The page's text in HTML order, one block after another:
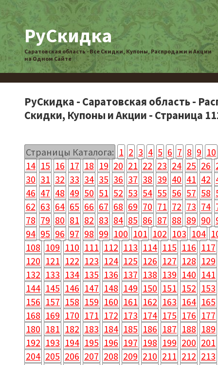
РуСкидка
Саратовская область - Все Скидки, Купоны, Распродажи и Акции
на Одном Сайте
РуСкидка - Саратовская область -
Скидки, Купоны и Акции - Страница
Страницы Каталога: 1 2 3 4 5 6 7 8 9 10
14 15 16 17 18 19 20 21 22 23 24 25 26
30 31 32 33 34 35 36 37 38 39 40 41 42
46 47 48 49 50 51 52 53 54 55 56 57 58
62 63 64 65 66 67 68 69 70 71 72 73 74
78 79 80 81 82 83 84 85 86 87 88 89 90
94 95 96 97 98 99 100 101 102 103 104
108 109 110 111 112 113 114 115 116 117
120 121 122 123 124 125 126 127 128 129
132 133 134 135 136 137 138 139 140 141
144 145 146 147 148 149 150 151 152 153
156 157 158 159 160 161 162 163 164 165
168 169 170 171 172 173 174 175 176 177
180 181 182 183 184 185 186 187 188 189
192 193 194 195 196 197 198 199 200 201
204 205 206 207 208 209 210 211 212 213